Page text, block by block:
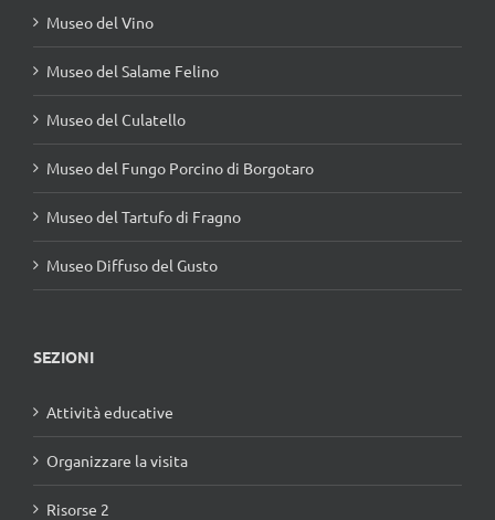
Museo del Vino
Museo del Salame Felino
Museo del Culatello
Museo del Fungo Porcino di Borgotaro
Museo del Tartufo di Fragno
Museo Diffuso del Gusto
SEZIONI
Attività educative
Organizzare la visita
Risorse 2